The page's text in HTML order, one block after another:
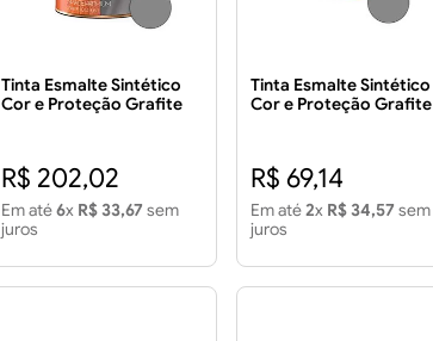
Tinta Esmalte Sintético
Cor e Proteção Grafite
R$ 202,02
Em até6x R$ 33,67 sem
juros
Tinta Esmalte Sintético
Cor e Proteção Grafite
R$ 69,14
Em até2x R$ 34,57 sem
juros